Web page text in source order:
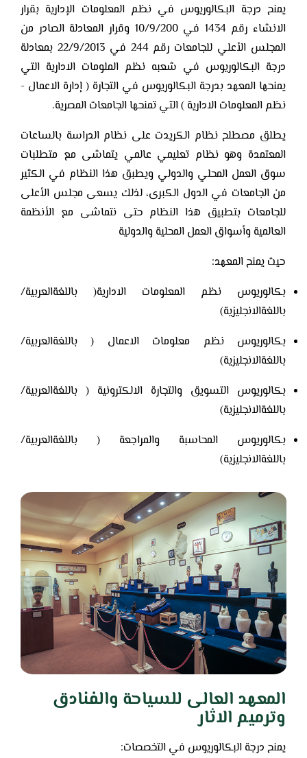
يمنح درجة البكالوريوس في نظم المعلومات الإدارية بقرار
الانشاء رقم 1434 في 10/9/200 وقرار المعادلة الصادر من
المجلس الأعلي للجامعات رقم 244 في 22/9/2013 بمعادلة
درجة البكالوريوس في شعبه نظم الملومات الادارية التي
يمنحها المعهد بدرجة البكالوريوس في التجارة ( إدارة الاعمال -
نظم المعلومات الادارية ) التي تمنحها الجامعات المصرية.
يطلق مصطلح نظام الكريدت على نظام الدراسة بالساعات
المعتمدة وهو نظام تعليمي عالمي يتماشى مع متطلبات
سوق العمل المحلي والدولي ويطبق هذا النظام في الكثير
من الجامعات في الدول الكبرى، لذلك يسعى مجلس الأعلى
للجامعات بتطبيق هذا النظام حتى نتماشى مع الأنظمة
العالمية وأسواق العمل المحلية والدولية
حيث يمنح المعهد:
بكالوريوس نظم المعلومات الادارية( باللغةالعربية/
باللغةالانجليزية)
بكالوريوس نظم معلومات الاعمال ( باللغةالعربية/
باللغةالانجليزية)
بكالوريوس التسويق والتجارة الالكترونية ( باللغةالعربية/
باللغةالانجليزية)
بكالوريوس المحاسبة والمراجعة ( باللغةالعربية/
باللغةالانجليزية)
المعهد العالى للسياحة والفنادق
وترميم الاثار
يمنح درجة البكالوريوس في التخصصات: